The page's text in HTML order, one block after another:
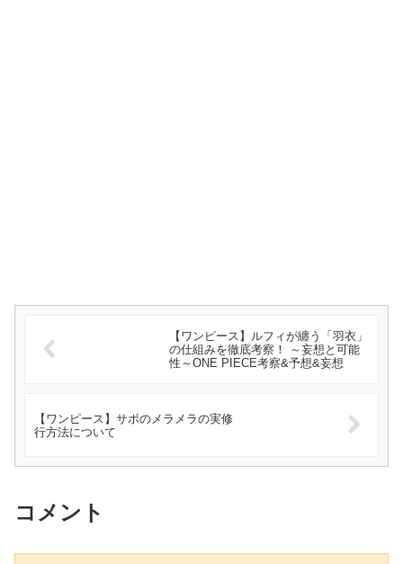
【ワンピース】ルフィが纏う「羽衣」
の仕組みを徹底考察！ ～妄想と可能
性～ONE PIECE考察&予想&妄想
【ワンピース】サボのメラメラの実修
行方法について
コメント